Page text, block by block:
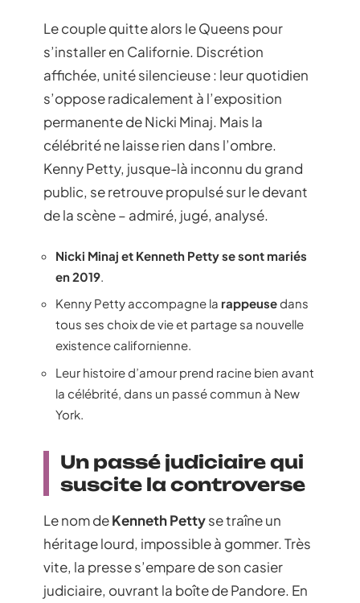
Le couple quitte alors le Queens pour
s’installer en Californie. Discrétion
affichée, unité silencieuse : leur quotidien
s’oppose radicalement à l’exposition
permanente de Nicki Minaj. Mais la
célébrité ne laisse rien dans l’ombre.
Kenny Petty, jusque-là inconnu du grand
public, se retrouve propulsé sur le devant
de la scène – admiré, jugé, analysé.
Nicki Minaj et Kenneth Petty se sont mariés
en 2019
Kenny Petty accompagne la rappeusedans
tous ses choix de vie et partage sa nouvelle
existence californienne.
Leur histoire d’amour prend racine bien avant
la célébrité, dans un passé commun à New
York.
Un passé judiciaire qui
suscite la controverse
Le nom deKenneth Pettyse traîne un
héritage lourd, impossible à gommer. Très
vite, la presse s’empare de son casier
judiciaire, ouvrant la boîte de Pandore. En